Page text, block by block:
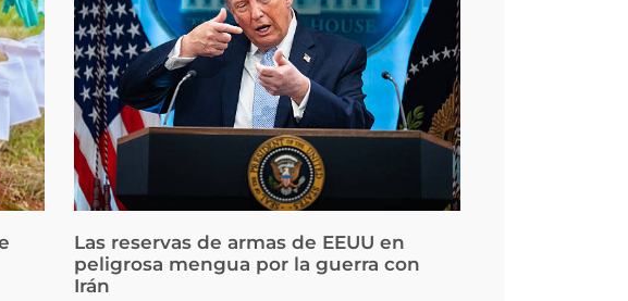
Las reservas de armas de EEUU en
peligrosa mengua por la guerra con
Irán